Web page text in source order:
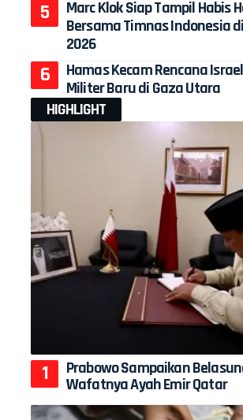
Marc Klok Siap Tampil Habis
Bersama Timnas Indonesia
2026
Hamas Kecam Rencana
Militer Baru di Gaza Utara
HIGHLIGHT
Prabowo Sampaikan
Wafatnya Ayah Emir Qatar